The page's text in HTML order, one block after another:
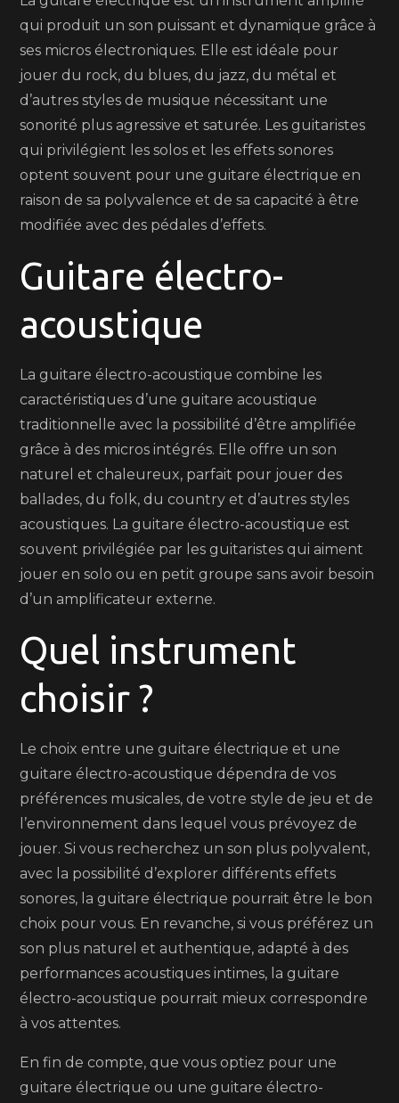
qui produit un son puissant et dynamique grâce à
ses micros électroniques. Elle est idéale pour
jouer du rock, du blues, du jazz, du métal et
d’autres styles de musique nécessitant une
sonorité plus agressive et saturée. Les guitaristes
qui privilégient les solos et les effets sonores
optent souvent pour une guitare électrique en
raison de sa polyvalence et de sa capacité à être
modifiée avec des pédales d’effets.
Guitare électro-
acoustique
La guitare électro-acoustique combine les
caractéristiques d’une guitare acoustique
traditionnelle avec la possibilité d’être amplifiée
grâce à des micros intégrés. Elle offre un son
naturel et chaleureux, parfait pour jouer des
ballades, du folk, du country et d’autres styles
acoustiques. La guitare électro-acoustique est
souvent privilégiée par les guitaristes qui aiment
jouer en solo ou en petit groupe sans avoir besoin
d’un amplificateur externe.
Quel instrument
choisir ?
Le choix entre une guitare électrique et une
guitare électro-acoustique dépendra de vos
préférences musicales, de votre style de jeu et de
l’environnement dans lequel vous prévoyez de
jouer. Si vous recherchez un son plus polyvalent,
avec la possibilité d’explorer différents effets
sonores, la guitare électrique pourrait être le bon
choix pour vous. En revanche, si vous préférez un
son plus naturel et authentique, adapté à des
performances acoustiques intimes, la guitare
électro-acoustique pourrait mieux correspondre
à vos attentes.
En fin de compte, que vous optiez pour une
guitare électrique ou une guitare électro-